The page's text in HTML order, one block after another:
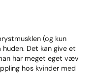
(og kun
Det kan give et
har meget eget væv
hos kvinder med